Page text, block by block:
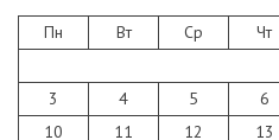
Пн Вт Ср Чт
3
4 5 6
10
11 12 13